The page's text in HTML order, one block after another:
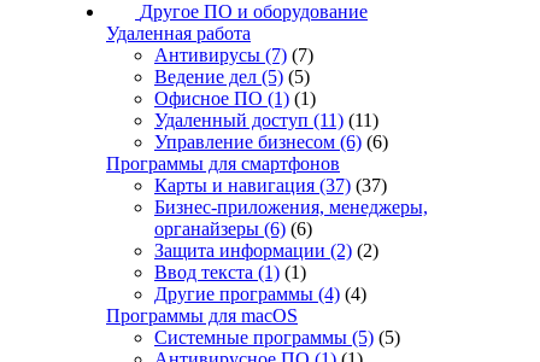
Другое ПО и оборудование
Удаленная работа
Антивирусы (7) (7)
Ведение дел (5) (5)
Офисное ПО (1) (1)
Удаленный доступ (11) (11)
Управление бизнесом (6) (6)
Программы для смартфонов
Карты и навигация (37) (37)
Бизнес-приложения, менеджеры,
органайзеры (6) (6)
Защита информации (2) (2)
Ввод текста (1) (1)
Другие программы (4) (4)
Программы для macOS
Системные программы (5) (5)